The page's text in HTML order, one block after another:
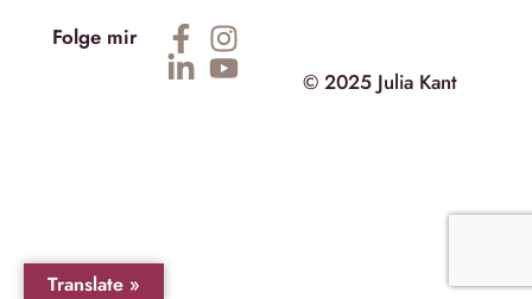
Folge mir
© 2025 Julia Kant
Translate »